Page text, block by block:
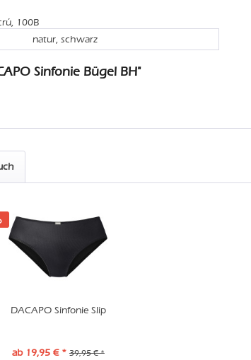
100B
natur, schwarz
Sinfonie Bügel BH"
DACAPO Sinfonie Slip
ab 19,95 € * 39,95 € *